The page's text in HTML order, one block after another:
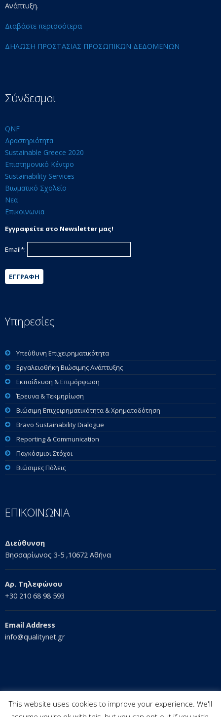
Ανάπτυξη.
Διαβάστε περισσότερα
ΔΗΛΩΣΗ ΠΡΟΣΤΑΣΙΑΣ ΠΡΟΣΩΠΙΚΩΝ ΔΕΔΟΜΕΝΩΝ
Σύνδεσμοι
QNF
Δραστηριότητα
Sustainable Greece 2020
Επιστημονικό Κέντρο
Sustainability Services
Βιωματικό Σχολείο
Νεα
Επικοινωνια
Εγγραφείτε στο Newsletter μας!
Email*:
ΕΓΓΡΑΦΉ
Υπηρεσίες
Υπεύθυνη Επιχειρηματικότητα
Εργαλειοθήκη Βιώσιμης Ανάπτυξης
Εκπαίδευση & Επιμόρφωση
Έρευνα & Τεκμηρίωση
Βιώσιμη Επιχειρηματικότητα & Χρηματοδότηση
Bravo Sustainability Dialogue
Reporting & Communication
Παγκόσμιοι Στόχοι
Βιώσιμες Πόλεις
ΕΠΙΚΟΙΝΩΝΙΑ
Διεύθυνση
Βησσαρίωνος 3-5 ,10672 Αθήνα
Αρ. Τηλεφώνου
+30 210 68 98 593
Email Address
info@qualitynet.gr
This website uses cookies to improve your experience. We'll